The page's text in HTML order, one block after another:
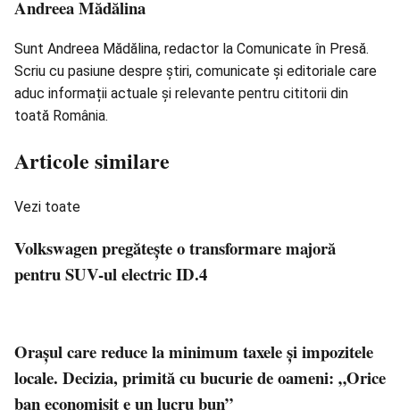
Andreea Mădălina
Sunt Andreea Mădălina, redactor la Comunicate în Presă.
Scriu cu pasiune despre știri, comunicate și editoriale care
aduc informații actuale și relevante pentru cititorii din
toată România.
Articole similare
Vezi toate
Volkswagen pregătește o transformare majoră
pentru SUV-ul electric ID.4
Orașul care reduce la minimum taxele și impozitele
locale. Decizia, primită cu bucurie de oameni: „Orice
ban economisit e un lucru bun”